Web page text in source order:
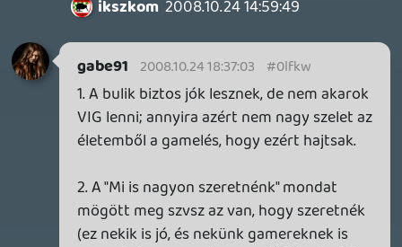
BW 2008.10.24 11:17:02
Fieldtom
Persze,nem olcsó,sőt...
De egyszer kell rá befektetni.
Ha meg van HD-s monitorod,akkor uccu
neki,vegyél egy 360-at.
Jademan 2008.10.24 13:09:24
Pukhi-zik 2008.10.24 13:16:16 #0lfkm